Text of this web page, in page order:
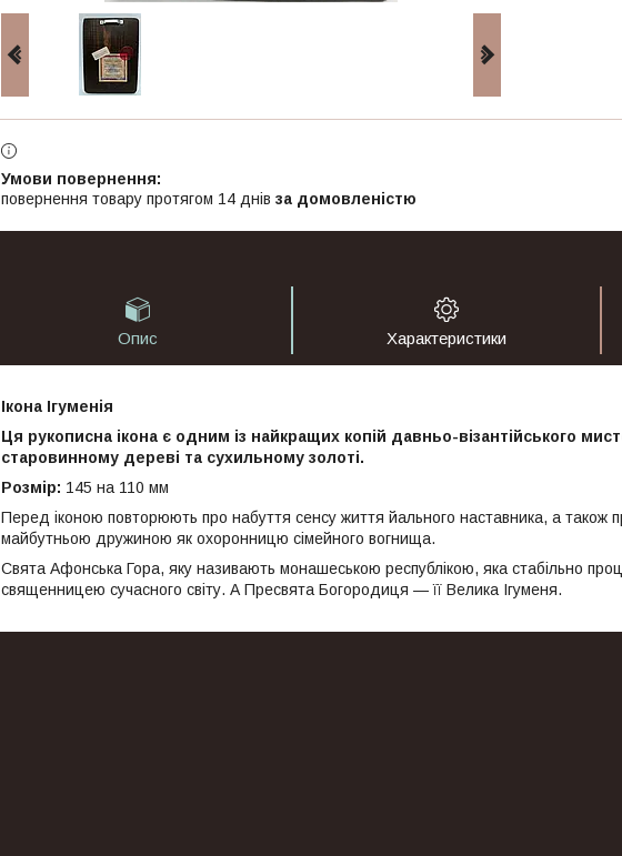
повернення товару протягом 14 днів за домовленістю
Опис Характеристики
Ікона Ігуменія
Ця рукописна ікона є одним із найкращих копій давньо-візантійського
старовинному дереві та сухильному золоті.
Розмір: 145 на 110 мм
Перед іконою повторюють про набуття сенсу життя йального наставника, а також
майбутньою дружиною як охоронницю сімейного вогнища.
Свята Афонська Гора, яку називають монашеською республікою, яка стабільно
священницею сучасного світу. А Пресвята Богородиця — її Велика Ігуменя.